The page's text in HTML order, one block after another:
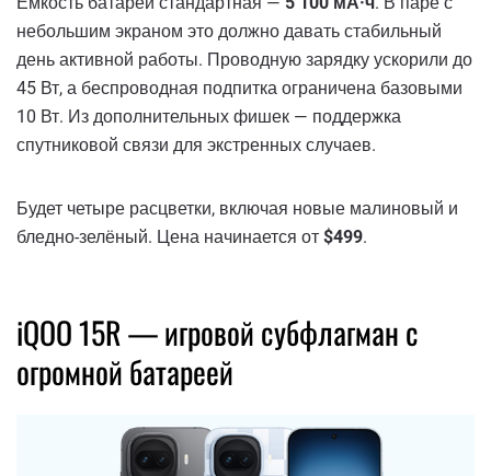
небольшим экраном это должно давать стабильный
день активной работы. Проводную зарядку ускорили до
45 Вт, а беспроводная подпитка ограничена базовыми
10 Вт. Из дополнительных фишек — поддержка
спутниковой связи для экстренных случаев.
Будет четыре расцветки, включая новые малиновый и
бледно-зелёный. Цена начинается от $499.
iQOO 15R — игровой субфлагман с
огромной батареей